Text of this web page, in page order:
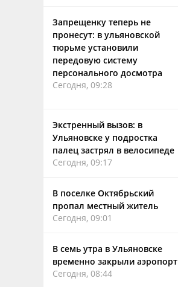
Запрещенку теперь не
пронесут: в ульяновской
тюрьме установили
передовую систему
персонального досмотра
Сегодня, 09:28
Экстренный вызов: в
Ульяновске у подростка
палец застрял в велосипеде
Сегодня, 09:17
В поселке Октябрьский
пропал местный житель
Сегодня, 09:01
В семь утра в Ульяновске
временно закрыли аэропорт
Сегодня, 08:44